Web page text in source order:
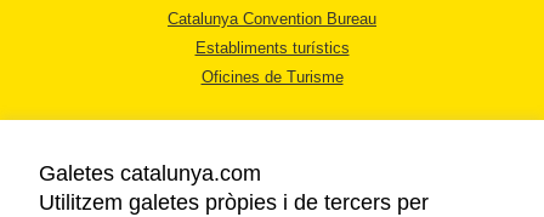
Catalunya Convention Bureau
Establiments turístics
Oficines de Turisme
Galetes catalunya.com
Utilitzem galetes pròpies i de tercers per